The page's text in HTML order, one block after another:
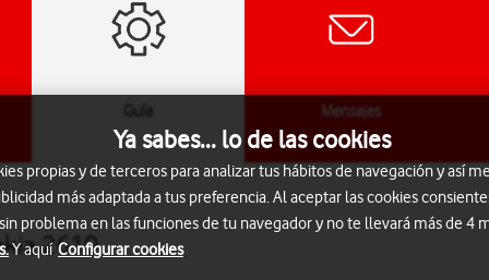
Guía Mensajes
2610
Ya sabes... lo de las cookies
propias y de terceros para analizar tus hábitos de navegación y así
más adaptada a tus preferencia. Al aceptar las cookies
problema en las funciones de tu navegador y no te llevará más de 4
Y aquí Configurar cookies